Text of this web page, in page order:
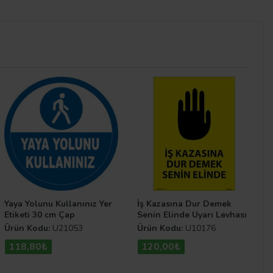
İş yerlerinde veya toplu yaşamın bulunduğu her
ikaz niteliğinde olan çevre uyarı levhaları düzeni
Uyarı Levhaları.com sitemizde bulunan diğer
Yaya Yolunu Kullanınız Yer
Etiketi 30 cm Çap
Ürün Kodu: U21053
118,80₺
İş Kazasına Dur Demek
Senin Elinde Uyarı Levhası
Ürün Kodu: U10176
120,00₺